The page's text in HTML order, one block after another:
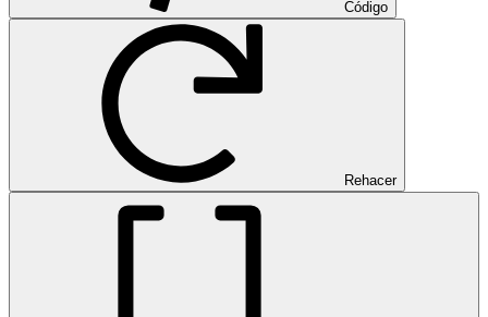
Código
Rehacer